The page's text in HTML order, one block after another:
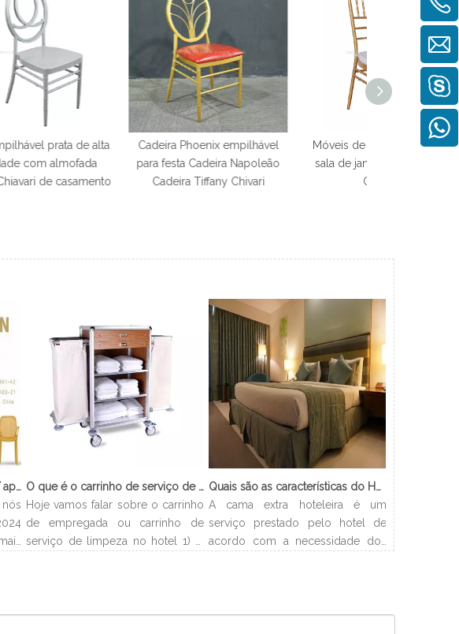
Cadeira Phoenix empilhável
para festa Cadeira Napoleão
Cadeira Tiffany Chivari
Móveis de jardim ao ar livre
sala de jantar cadeira Gold
Chiavari
A festa de
135ª Feira de Cantão: LAICOZY apresenta o futuro dos móveis para hotéis e utensílios de buffet
nós
da
O que é o carrinho de serviço de limpeza?
Hoje vamos falar sobre o carrinho
de empregada ou carrinho de
serviço de limpeza no hotel 1) O
estocar todos os suprimentos
Quais são as características do Hotel Cama Extra?
A cama extra hoteleira é um
serviço prestado pelo hotel de
acordo com a necessidade dos
de acomodação dos clientes. E